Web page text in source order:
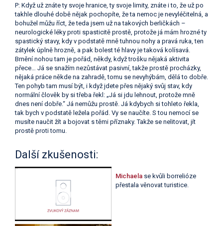
P: Když už znáte ty svoje hranice, ty svoje limity, znáte i to, že už po
takhle dlouhé době nějak pochopíte, že ta nemoc je nevyléčitelná, a
bohužel můžu říct, že teda jsem už na takových berličkách –
neurologické léky proti spasticitě prostě, protože já mám hrozné ty
spastický stavy, kdy v podstatě mně tuhnou nohy a pravá ruka, ten
zátylek úplně hrozně, a pak bolest té hlavy je taková kolísavá.
Brnění nohou tam je pořád, někdy, když trošku nějaká aktivita
přece… Já se snažím nezůstávat pasivní, takže prostě procházky,
nějaká práce někde na zahradě, tomu se nevyhýbám, dělá to dobře.
Ten pohyb tam musí být, i když jdete přes nějaký svůj stav, kdy
normální člověk by si třeba řekl: „Já si jdu lehnout, protože mně
dnes není dobře.“ Já nemůžu prostě. Já kdybych si tohleto řekla,
tak bych v podstatě ležela pořád. Vy se naučíte. S tou nemocí se
musíte naučit žít a bojovat s těmi příznaky. Takže se nelitovat, jít
prostě proti tomu.
Další zkušenosti:
Michaela se kvůli borrelióze
přestala věnovat turistice.